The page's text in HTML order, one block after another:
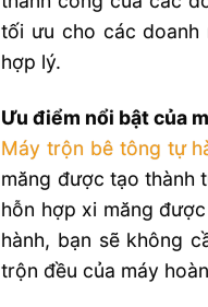
tối ưu cho các doanh
hợp lý.
Ưu điểm nổi bật của
Máy trộn bê tông tự
măng được tạo thành
hỗn hợp xi măng
hành, bạn sẽ không
trộn đều của máy